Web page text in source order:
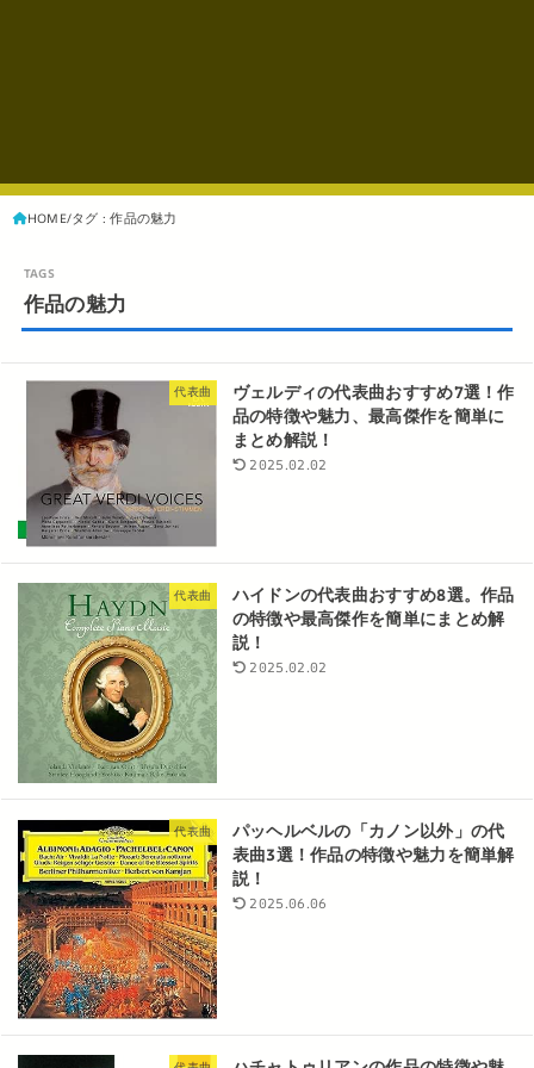
HOME タグ : 作品の魅力
作品の魅力
代表曲
ヴェルディの代表曲おすすめ7選！作
品の特徴や魅力、最高傑作を簡単に
まとめ解説！
2025.02.02
代表曲
ハイドンの代表曲おすすめ8選。作品
の特徴や最高傑作を簡単にまとめ解
説！
2025.02.02
代表曲
パッヘルベルの「カノン以外」の代
表曲3選！作品の特徴や魅力を簡単解
説！
2025.06.06